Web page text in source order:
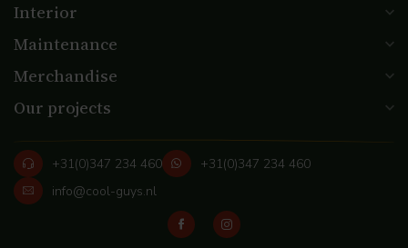
Interior
Maintenance
Merchandise
Our projects
+31(0)347 234 460
+31(0)347 234 460
info@cool-guys.nl